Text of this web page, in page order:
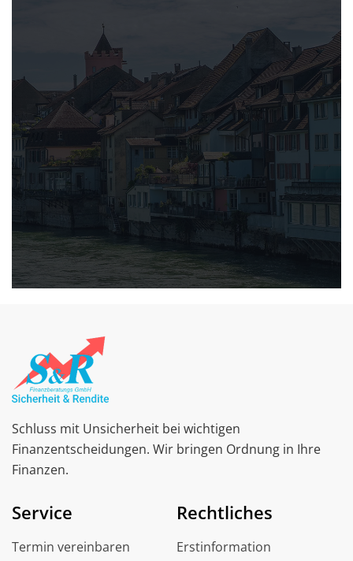
Schluss mit Unsicherheit bei wichtigen
Finanzentscheidungen. Wir bringen Ordnung in Ihre
Finanzen.
Service
Termin vereinbaren
Rechtliches
Erstinformation